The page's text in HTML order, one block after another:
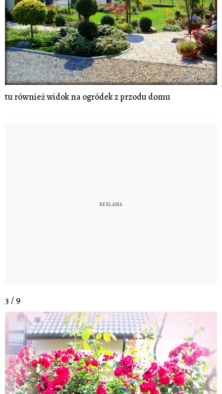
tu również widok na ogródek z przodu domu
3 / 9